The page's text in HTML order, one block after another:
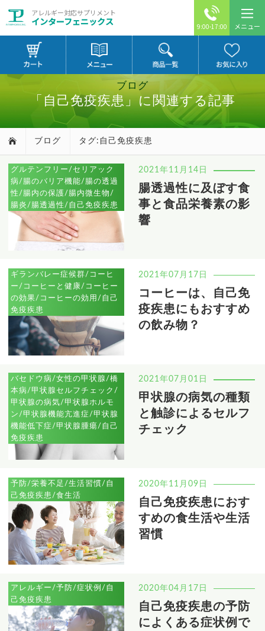
アレルギー対応サプリメント
インターフェニックス 9:00-17:00 メニュー
ブログ
「自己免疫疾患」に関連する記事
ブログ タグ:自己免疫疾患
グルテンフリー/セリアック
病/腸のバリア機能/腸の透過
性/腸内の保護/腸内微生物/
腸炎/腸透過性/自己免疫疾患
2021年11月14日
腸透過性に及ぼす食
事と食品栄養素の影
響
ギランバレー症候群/コーヒ
ー/コーヒーと健康/コーヒー
の効果/コーヒーの効用/自己
免疫疾患
2021年07月17日
コーヒーは、自己免
疫疾患にもおすすめ
の飲み物？
バセドウ病/女性の甲状腺/橋
本病/甲状腺セルフチェック/
甲状腺の病気/甲状腺ホルモ
ン/甲状腺機能亢進症/甲状腺
機能低下症/甲状腺腫瘍/自己
免疫疾患
2021年07月01日
甲状腺の病気の種類
と触診によるセルフ
チェック
予防/栄養不足/生活習慣/自
己免疫疾患/食生活
2020年11月09日
自己免疫疾患におす
すめの食生活や生活
習慣
アレルギー/予防/症状例/自
己免疫疾患
2020年04月17日
自己免疫疾患の予防
によくある症状例で